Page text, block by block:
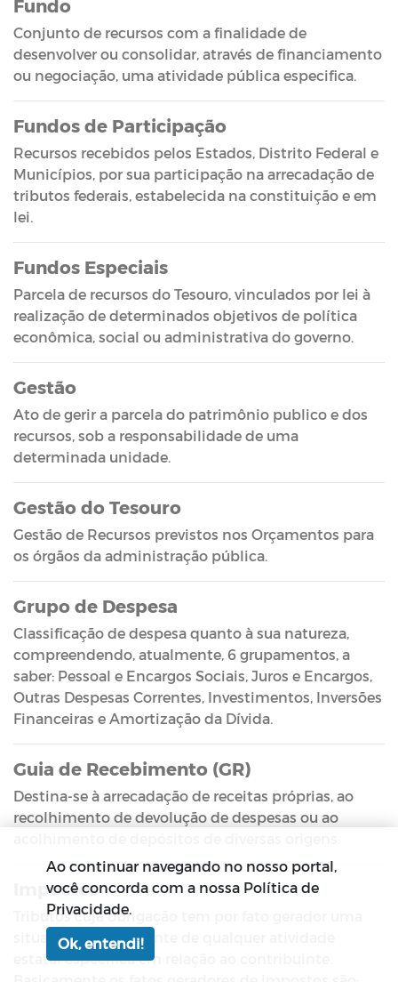
Fundo
Conjunto de recursos com a finalidade de
desenvolver ou consolidar, através de financiamento
ou negociação, uma atividade pública especifica.
Fundos de Participação
Recursos recebidos pelos Estados, Distrito Federal e
Municípios, por sua participação na arrecadação de
tributos federais, estabelecida na constituição e em
lei.
Fundos Especiais
Parcela de recursos do Tesouro, vinculados por lei à
realização de determinados objetivos de política
econômica, social ou administrativa do governo.
Gestão
Ato de gerir a parcela do patrimônio publico e dos
recursos, sob a responsabilidade de uma
determinada unidade.
Gestão do Tesouro
Gestão de Recursos previstos nos Orçamentos para
os órgãos da administração pública.
Grupo de Despesa
Classificação de despesa quanto à sua natureza,
compreendendo, atualmente, 6 grupamentos, a
saber: Pessoal e Encargos Sociais, Juros e Encargos,
Outras Despesas Correntes, Investimentos, Inversões
Financeiras e Amortização da Dívida.
Guia de Recebimento (GR)
Destina-se à arrecadação de receitas próprias, ao
recolhimento de devolução de despesas ou ao
Impostos
Tributos cuja obrigação tem por fato gerador uma
situação independente de qualquer atividade
estatal especifica em relação ao contribuinte.
Ao continuar navegando no nosso portal,
você concorda com a nossa Política de
Privacidade.
Ok, entendi!